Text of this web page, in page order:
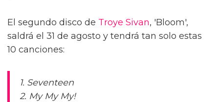
El segundo disco de Troye Sivan, 'Bloom',
saldrá el 31 de agosto y tendrá tan solo estas
10 canciones:
1. Seventeen
2. My My My!